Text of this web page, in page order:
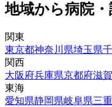
地域から病院
関東
東京都神奈川県埼玉県
関西
大阪府兵庫県京都府滋
東海
愛知県静岡県岐阜県三